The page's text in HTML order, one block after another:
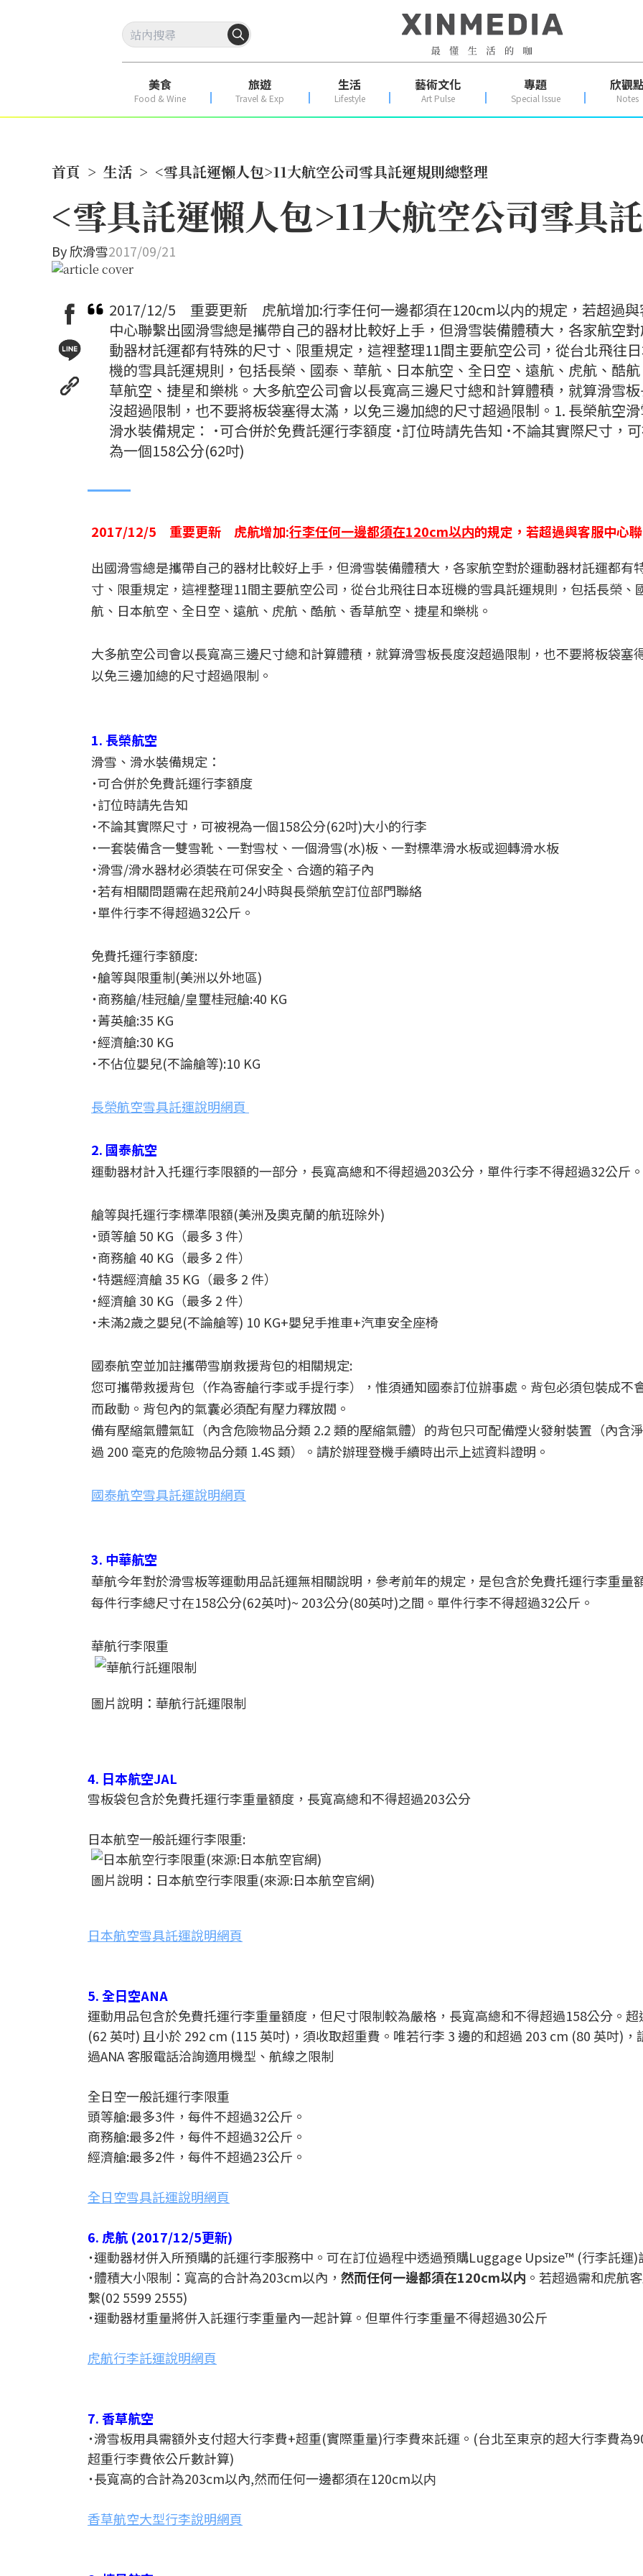
美食
Food & Wine
旅遊
Travel & Exp
生活
Lifestyle
藝術文化
Art Pulse
專題
Special Issue
欣觀
Notes
首頁 > 生活 > <雪具託運懶人包>11大航空公司雪具託運規則總整理
<雪具託運懶人包>11大航空公司雪具
By欣滑雪2017/09/21
2017/12/5 重要更新 虎航增加:行李任何一邊都須在120cm以内的規定，若超過與
中心聯繫出國滑雪總是攜帶自己的器材比較好上手，但滑雪裝備體積大，各家航空
動器材託運都有特殊的尺寸、限重規定，這裡整理11間主要航空公司，從台北飛往
機的雪具託運規則，包括長榮、國泰、華航、日本航空、全日空、遠航、虎航、酷
草航空、捷星和樂桃。大多航空公司會以長寬高三邊尺寸總和計算體積，就算滑雪
沒超過限制，也不要將板袋塞得太滿，以免三邊加總的尺寸超過限制。1. 長榮航空
滑水裝備規定： ˙可合併於免費託運行李額度 ˙訂位時請先告知 ˙不論其實際尺寸，
為一個158公分(62吋)
2017/12/5 重要更新 虎航增加:行李任何一邊都須在120cm以内的規定，若超過與客服中心
出國滑雪總是攜帶自己的器材比較好上手，但滑雪裝備體積大，各家航空對於運動器材託運都有
寸、限重規定，這裡整理11間主要航空公司，從台北飛往日本班機的雪具託運規則，包括長榮、
航、日本航空、全日空、遠航、虎航、酷航、香草航空、捷星和樂桃。
大多航空公司會以長寬高三邊尺寸總和計算體積，就算滑雪板長度沒超過限制，也不要將板袋塞
以免三邊加總的尺寸超過限制。
1. 長榮航空
滑雪、滑水裝備規定：
˙可合併於免費託運行李額度
˙訂位時請先告知
˙不論其實際尺寸，可被視為一個158公分(62吋)大小的行李
˙一套裝備含一雙雪靴、一對雪杖、一個滑雪(水)板、一對標準滑水板或迴轉滑水板
˙滑雪/滑水器材必須裝在可保安全、合適的箱子內
˙若有相關問題需在起飛前24小時與長榮航空訂位部門聯絡
˙單件行李不得超過32公斤。
免費托運行李額度:
˙艙等與限重制(美洲以外地區)
˙商務艙/桂冠艙/皇璽桂冠艙:40 KG
˙菁英艙:35 KG
˙經濟艙:30 KG
˙不佔位嬰兒(不論艙等):10 KG
長榮航空雪具託運說明網頁
2. 國泰航空
運動器材計入托運行李限額的一部分，長寬高總和不得超過203公分，單件行李不得超過32公斤。
艙等與托運行李標準限額(美洲及奧克蘭的航班除外)
˙頭等艙 50 KG（最多 3 件）
˙商務艙 40 KG（最多 2 件）
˙特選經濟艙 35 KG（最多 2 件）
˙經濟艙 30 KG（最多 2 件）
˙未滿2歲之嬰兒(不論艙等) 10 KG+嬰兒手推車+汽車安全座椅
國泰航空並加註攜帶雪崩救援背包的相關規定:
您可攜帶救援背包（作為寄艙行李或手提行李），惟須通知國泰訂位辦事處。背包必須包裝成不
而啟動。背包內的氣囊必須配有壓力釋放閥。
備有壓縮氣體氣缸（內含危險物品分類 2.2 類的壓縮氣體）的背包只可配備煙火發射裝置（內含
過 200 毫克的危險物品分類 1.4S 類）。請於辦理登機手續時出示上述資料證明。
國泰航空雪具託運說明網頁
3. 中華航空
華航今年對於滑雪板等運動用品託運無相關說明，參考前年的規定，是包含於免費托運行李重量
每件行李總尺寸在158公分(62英吋)~ 203公分(80英吋)之間。單件行李不得超過32公斤。
華航行李限重
圖片說明：華航行託運限制
4. 日本航空JAL
雪板袋包含於免費托運行李重量額度，長寬高總和不得超過203公分
日本航空一般託運行李限重:
圖片說明：日本航空行李限重(來源:日本航空官網)
日本航空雪具託運說明網頁
5. 全日空ANA
運動用品包含於免費托運行李重量額度，但尺寸限制較為嚴格，長寬高總和不得超過158公分。
(62 英吋) 且小於 292 cm (115 英吋)，須收取超重費。唯若行李 3 邊的和超過 203 cm (80 英吋)，
過ANA 客服電話洽詢適用機型、航線之限制
全日空一般託運行李限重
頭等艙:最多3件，每件不超過32公斤。
商務艙:最多2件，每件不超過32公斤。
經濟艙:最多2件，每件不超過23公斤。
全日空雪具託運說明網頁
6. 虎航 (2017/12/5更新)
˙運動器材併入所預購的託運行李服務中。可在訂位過程中透過預購Luggage Upsize™ (行李託運
˙體積大小限制：寬高的合計為203cm以內， 然而任何一邊都須在120cm以内 。若超過需和虎航
繫(02 5599 2555)
˙運動器材重量將併入託運行李重量內一起計算。但單件行李重量不得超過30公斤
虎航行李託運說明網頁
7. 香草航空
˙滑雪板用具需額外支付超大行李費+超重(實際重量)行李費來託運。(台北至東京的超大行李費為
超重行李費依公斤數計算)
˙長寬高的合計為203cm以內,然而任何一邊都須在120cm以内
香草航空大型行李說明網頁